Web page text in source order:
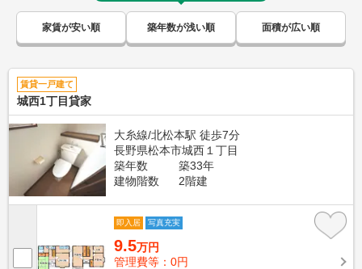
家賃が安い順 築年数が浅い順 面積が広い順
賃貸一戸建て
城西1丁目貸家
大糸線/北松本駅 徒歩7分
長野県松本市城西１丁目
築年数
築33年
建物階数
2階建
即入居 写真充実
9.5万円
管理費等：0円